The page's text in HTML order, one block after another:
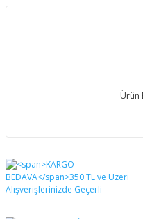
Ürün